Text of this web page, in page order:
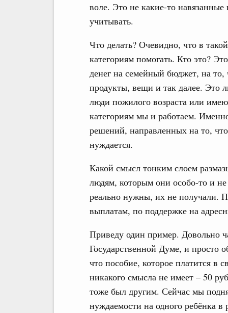
воле. Это не какие-то
учитывать.
Что делать? Очевидно, что в
категориям помогать. Кто это?
денег на семейный бюджет, на
продукты, вещи и так далее. Это
люди пожилого возраста или
категориям мы и работаем.
решений, направленных на то,
нуждается.
Какой смысл тонким слоем
людям, которым они особо-то и
реально нужны, их не получали.
выплатам, по поддержке на
Приведу один пример. Довольно
Государственной Думе, и просто
что пособие, которое платится в
никакого смысла не имеет – 50
тоже был другим. Сейчас мы
нуждаемости на одного ребёнка